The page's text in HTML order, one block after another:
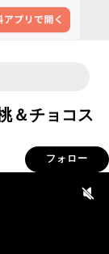
＆チョコス
フォロー